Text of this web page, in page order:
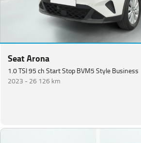
Seat Arona
1.0 TSI 95 ch Start Stop BVM5 Style Business
2023 -26 126 km